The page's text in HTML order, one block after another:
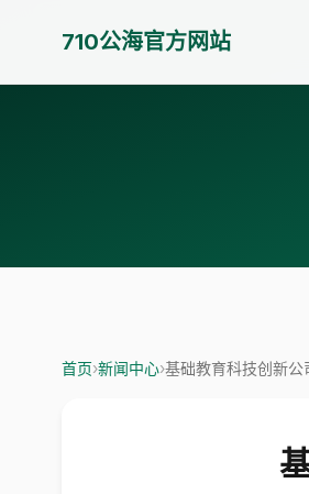
710公海官方网站
首页›新闻中心›基础教育科技创新公